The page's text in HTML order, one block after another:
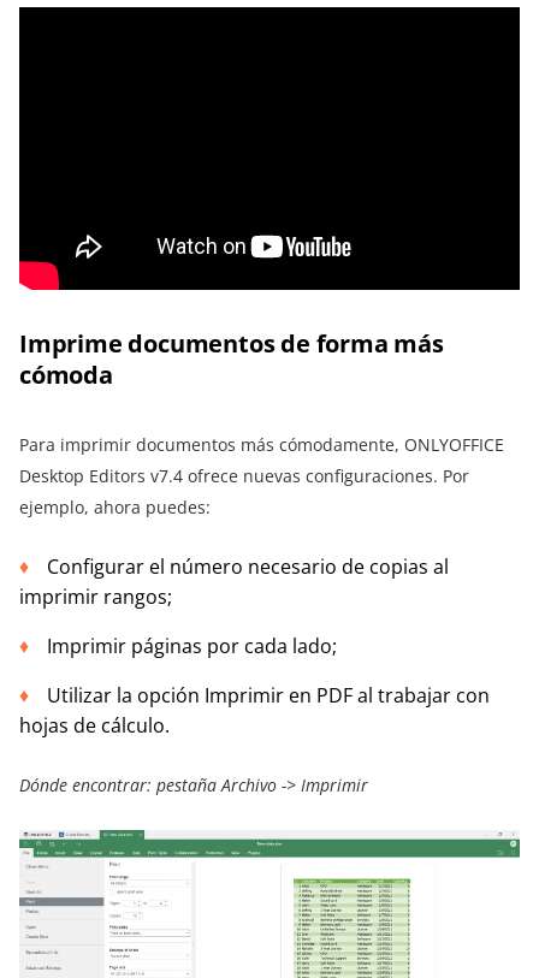
Imprime documentos de forma más
cómoda
Para imprimir documentos más cómodamente, ONLYOFFICE
Desktop Editors v7.4 ofrece nuevas configuraciones. Por
ejemplo, ahora puedes:
Configurar el número necesario de copias al
imprimir rangos;
Imprimir páginas por cada lado;
Utilizar la opción Imprimir en PDF al trabajar con
hojas de cálculo.
Dónde encontrar: pestaña Archivo -> Imprimir